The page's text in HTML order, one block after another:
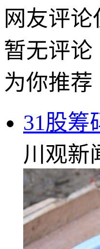
网友评
暂无评论
为你推荐
31股
川观新